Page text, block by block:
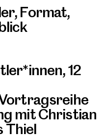
, Format,
12
mit Christian
Thiel